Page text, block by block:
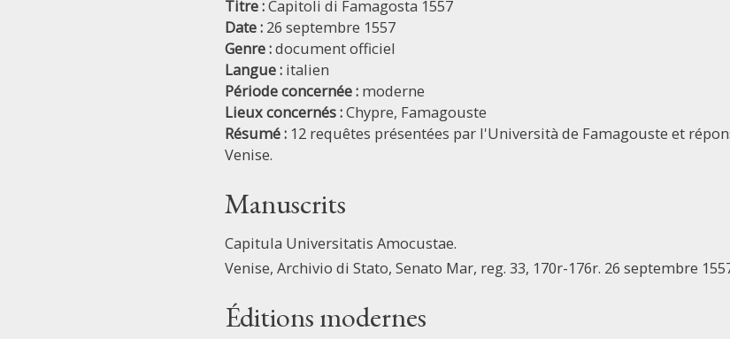
Titre :Capitoli di Famagosta 1557
Date : 26 septembre 1557
Genre :document officiel
Langue : italien
Période concernée : moderne
Lieux concernés :Chypre, Famagouste
Résumé : 12 requêtes présentées par l'Università de Famagouste et
Venise.
Manuscrits
Capitula Universitatis Amocustae.
Venise, Archivio di Stato, Senato Mar, reg. 33, 170r-176r. 26 septembre
Éditions modernes